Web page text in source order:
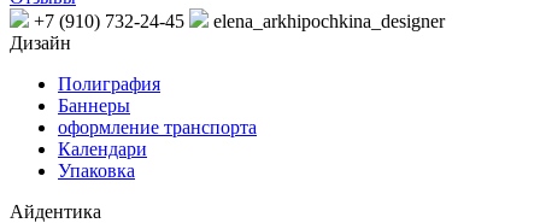
+7 (910) 732-24-45
elena_arkhipochkina_designer
Дизайн
Полиграфия
Баннеры
оформление транспорта
Календари
Упаковка
Айдентика